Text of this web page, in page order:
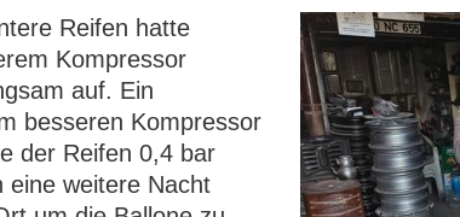
Reifen hatte
Kompressor
auf. Ein
besseren Kompressor
der Reifen 0,4 bar
eine weitere Nacht